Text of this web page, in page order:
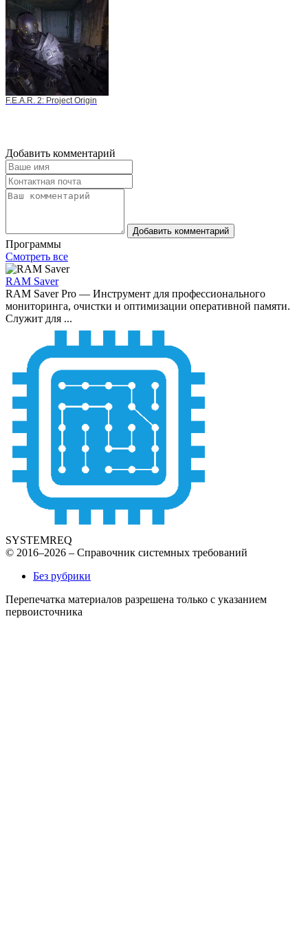
F.E.A.R. 2: Project Origin
Добавить комментарий
Добавить комментарий
Программы
Смотреть все
RAM Saver
RAM Saver Pro — Инструмент для профессионального
мониторинга, очистки и оптимизации оперативной памяти.
Служит для ...
SYSTEMREQ
© 2016–2026 – Справочник системных требований
Без рубрики
Перепечатка материалов разрешена только с указанием
первоисточника